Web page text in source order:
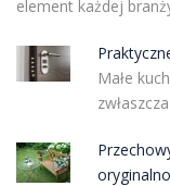
element każdej
Małe